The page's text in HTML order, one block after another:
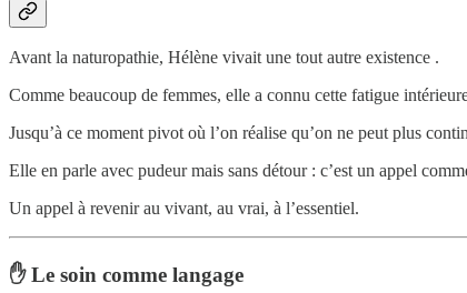
Avant la naturopathie, Hélène vivait une tout autre existence .
Comme beaucoup de femmes, elle a connu cette fatigue
Jusqu’à ce moment pivot où l’on réalise qu’on ne peut plus
Elle en parle avec pudeur mais sans détour : c’est un appel
Un appel à revenir au vivant, au vrai, à l’essentiel.
✋Le soin comme langage